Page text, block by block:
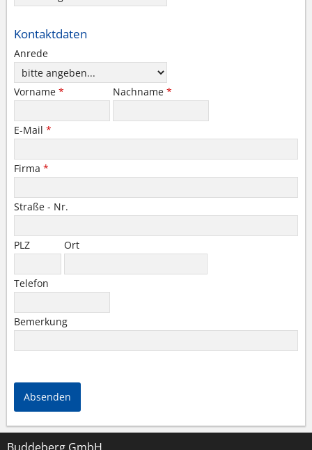
Kontaktdaten
Anrede
Vorname * Nachname *
E-Mail *
Firma *
Straße - Nr.
PLZ Ort
Telefon
Bemerkung
Absenden
Buddeberg GmbH